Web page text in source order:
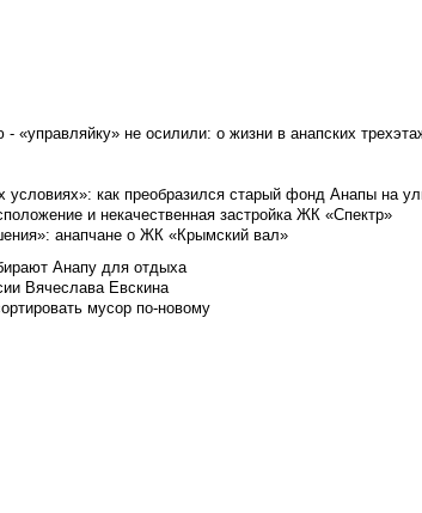
«управляйку» не осилили: о жизни в анапских
как преобразился старый фонд Анапы на
и некачественная застройка ЖК «Спектр»
анапчане о ЖК «Крымский вал»
Анапу для отдыха
Вячеслава Евскина
мусор по-новому